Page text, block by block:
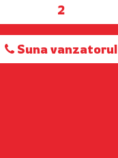
2
Suna vanzatorul